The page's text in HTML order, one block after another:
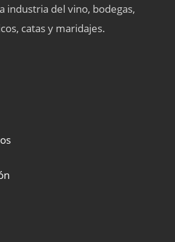
industria del vino, bodegas,
catas y maridajes.